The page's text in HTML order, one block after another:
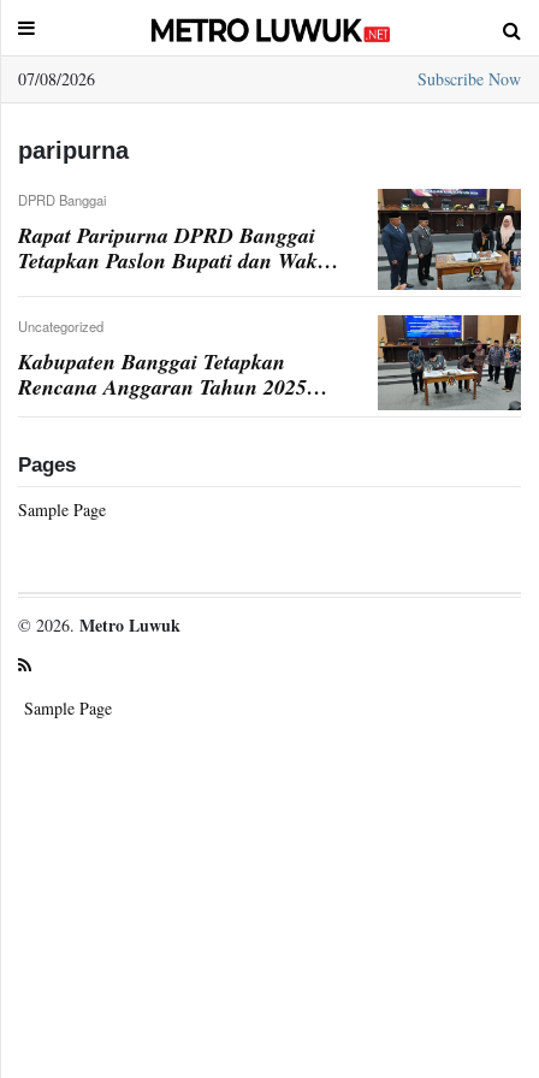
07/08/2026
Subscribe Now
Sample
paripurna
DPRD Banggai
Rapat Paripurna DPRD Banggai
Tetapkan Paslon Bupati dan Wakil
Uncategorized
Kabupaten Banggai Tetapkan
Rencana Anggaran Tahun 2025
dengan Fokus pada Pembangunan
Pages
Sample Page
© 2026. Metro Luwuk
Sample Page